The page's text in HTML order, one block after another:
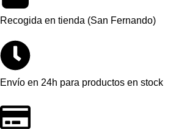
Recogida en tienda (San Fernando)
Envío en 24h para productos en stock